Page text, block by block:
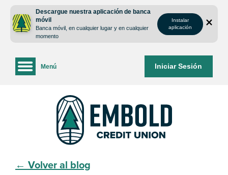
contenido
inicio
Descargue nuestra aplicación de banca
móvil
Banca móvil, en cualquier lugar y en cualquier
momento
Instalar
aplicación
Iniciar Sesión
Menú
← Volver al blog